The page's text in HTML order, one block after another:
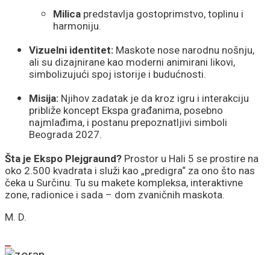
Milica predstavlja gostoprimstvo, toplinu i
harmoniju.
Vizuelni identitet: Maskote nose narodnu nošnju,
ali su dizajnirane kao moderni animirani likovi,
simbolizujući spoj istorije i budućnosti.
Misija: Njihov zadatak je da kroz igru i interakciju
približe koncept Ekspa građanima, posebno
najmlađima, i postanu prepoznatljivi simboli
Beograda 2027.
Šta je Ekspo Plejgraund? Prostor u Hali 5 se prostire na
oko 2.500 kvadrata i služi kao „predigra“ za ono što nas
čeka u Surčinu. Tu su makete kompleksa, interaktivne
zone, radionice i sada – dom zvaničnih maskota.
M. D.